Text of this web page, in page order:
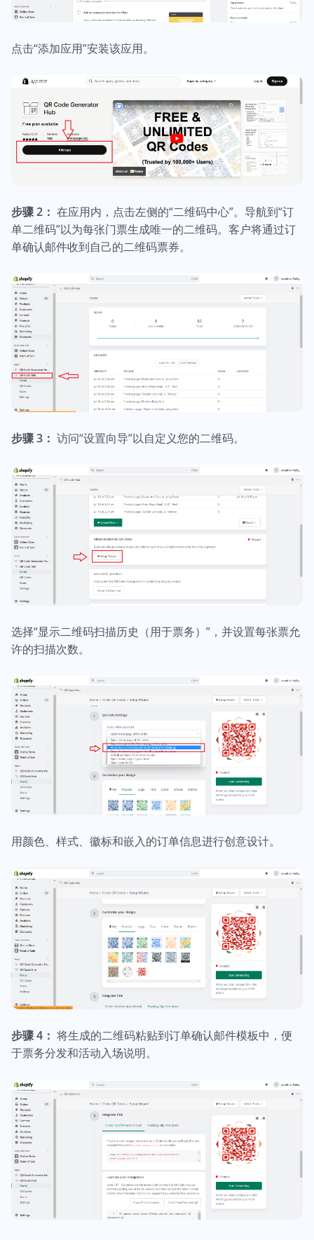
点击“添加应用”安装该应用。
步骤 2： 在应用内，点击左侧的“二维码中心”。导航到“订
单二维码”以为每张门票生成唯一的二维码。客户将通过订
单确认邮件收到自己的二维码票券。
步骤 3： 访问“设置向导”以自定义您的二维码。
选择“显示二维码扫描历史（用于票务）”，并设置每张票允
许的扫描次数。
用颜色、样式、徽标和嵌入的订单信息进行创意设计。
步骤 4： 将生成的二维码粘贴到订单确认邮件模板中，便
于票务分发和活动入场说明。